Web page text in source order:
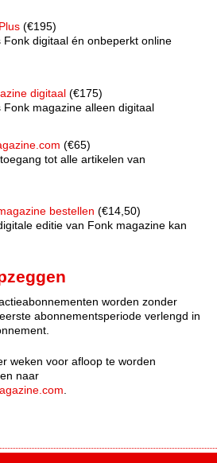
(€195)
digitaal én onbeperkt online
digitaal (€175)
magazine alleen digitaal
(€65)
tot alle artikelen van
bestellen (€14,50)
editie van Fonk magazine kan
worden zonder
abonnementsperiode verlengd in
weken voor afloop te worden
naar